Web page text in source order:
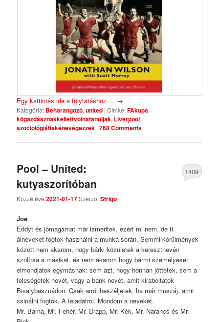
Egy kattintás ide a folytatáshoz…. →
Kategória: Beharangozó,united |Címke:FAkupa,
kögazdásznakkellettvolnatanuljak, Liverpool,
szociológiátiskénevégezzek |768 Comments
Pool – United:
kutyaszorítóban
Közzétéve2021-01-17Szerző:Strigo
1409
Joe
Eddyt és jómagamat már ismeritek, ezért mi nem, de ti
álneveket fogtok használni a munka során. Semmi körülmények
között nem akarom, hogy bárki közületek a keresztnevén
szólítsa a másikat, és nem akarom hogy bármi személyeset
elmondjatok egymásnak: sem azt, hogy honnan jöttetek, sem a
feleségetek nevét, vagy a bank nevét, amit kiraboltatok
Bivalybasznádon. Csak arról beszéljetek, ha már muszáj, amit
csinálni fogtok. A feladatról. Mondom a neveket.
Mr. Barna, Mr. Fehér, Mr. Drapp, Mr. Kék, Mr. Narancs és Mr.